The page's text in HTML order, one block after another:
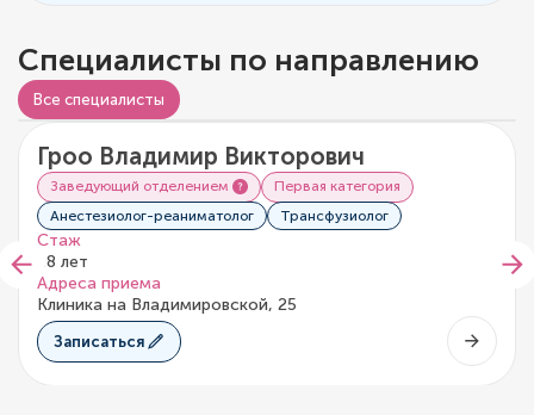
Специалисты по направлению
Все специалисты
0/5
0 отзывов
Гроо Владимир Викторович
Заведующий отделением
Первая категория
Анестезиолог-реаниматолог
Трансфузиолог
Стаж
18 лет
Адреса приема
Клиника на Владимировской, 25
Записаться